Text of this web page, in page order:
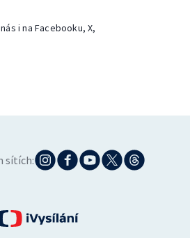
i na Facebooku, X,
sítích: